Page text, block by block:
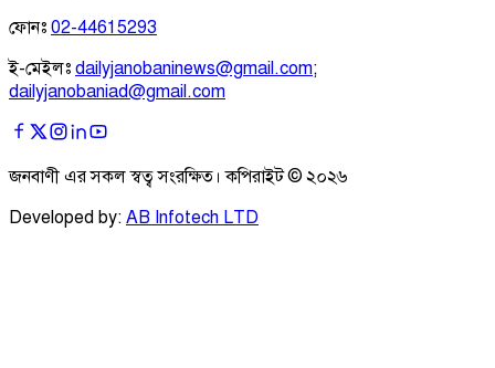
ফোনঃ 02-44615293
ই-মেইলঃ dailyjanobaninews@gmail.com;
dailyjanobaniad@gmail.com
জনবাণী এর সকল স্বত্ব সংরক্ষিত। কপিরাইট © ২০২৬
Developed by: AB Infotech LTD